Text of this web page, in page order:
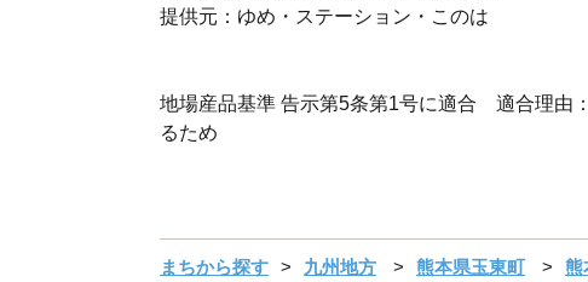
提供元：ゆめ・ステーション・このは
地場産品基準 告示第5条第1号に適合 適合理由
るため
まちから探す 九州地方 熊本県玉東町 熊